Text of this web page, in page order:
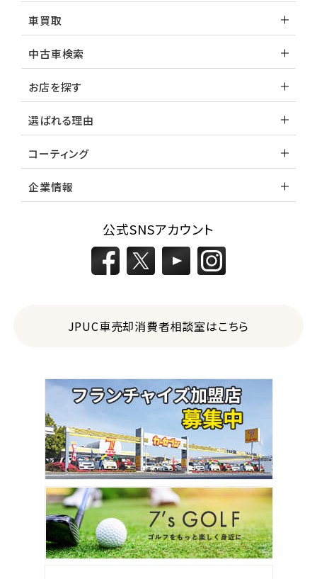
車買取
中古車検索
お店を探す
選ばれる理由
コーティング
企業情報
公式SNSアカウント
JPUC車売却消費者相談室はこちら